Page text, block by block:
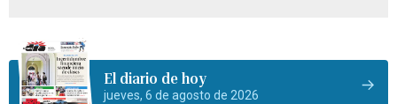
El diario de hoy
jueves, 6 de agosto de 2026